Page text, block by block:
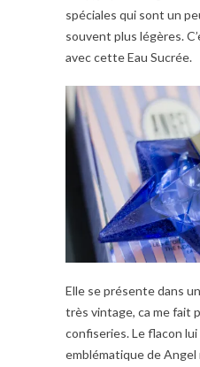
spéciales qui sont un
souvent plus légères.
avec cette Eau Sucrée.
Elle se présente dans
très vintage, ca me fait
confiseries. Le flacon
emblématique de Angel